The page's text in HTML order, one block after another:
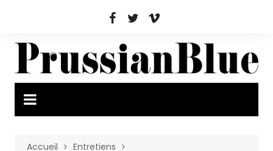
Accueil
Entretiens